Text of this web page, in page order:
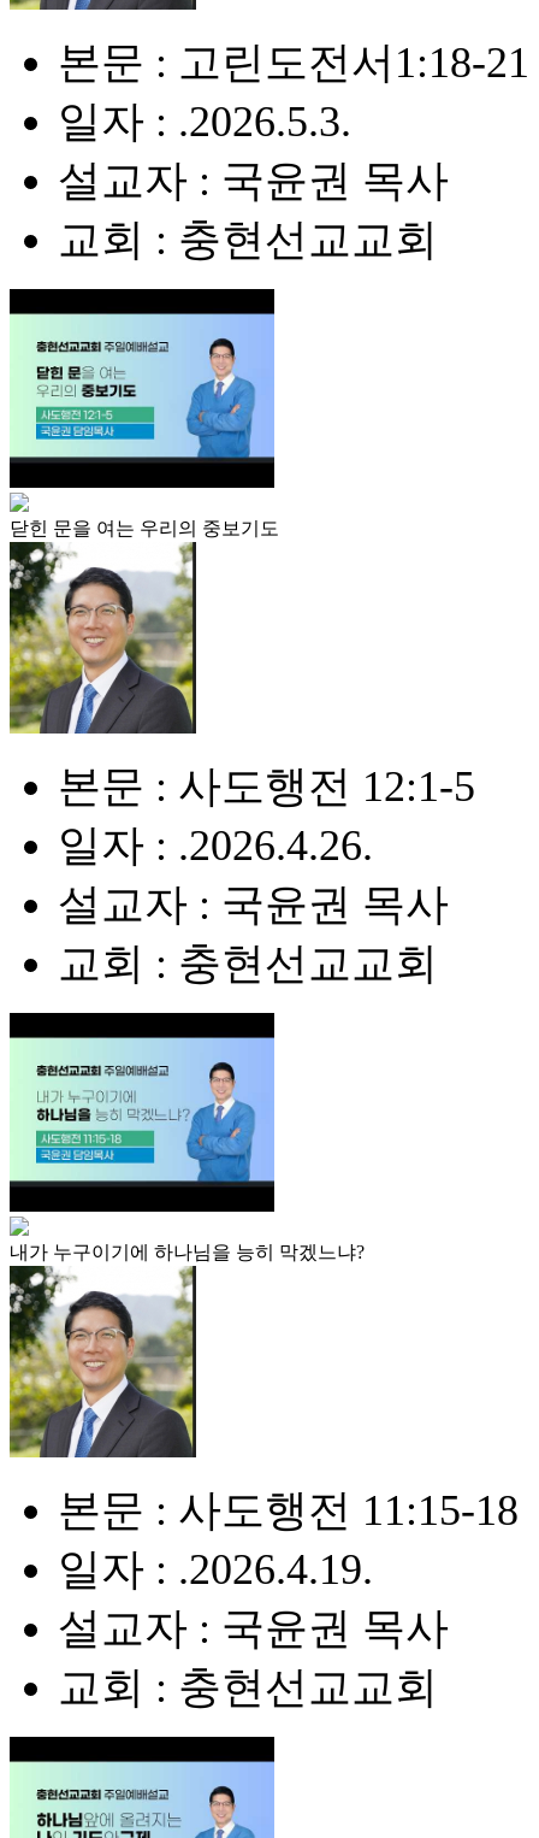
본문 : 고린도전서1:18-21
일자 : .2026.5.3.
설교자 : 국윤권 목사
교회 : 충현선교교회
닫힌 문을 여는 우리의 중보기도
본문 : 사도행전 12:1-5
일자 : .2026.4.26.
설교자 : 국윤권 목사
교회 : 충현선교교회
내가 누구이기에 하나님을 능히 막겠느냐?
본문 : 사도행전 11:15-18
일자 : .2026.4.19.
설교자 : 국윤권 목사
교회 : 충현선교교회